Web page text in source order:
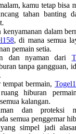
kamu tetap bisa
tahan banting
kenyamanan dalam
, di mana semua
pemain setia.
dan nyaman dari
tanpa gangguan,
bermain,
ruang hiburan
kalangan.
dan proteksi
semua penggemar
simpel jadi